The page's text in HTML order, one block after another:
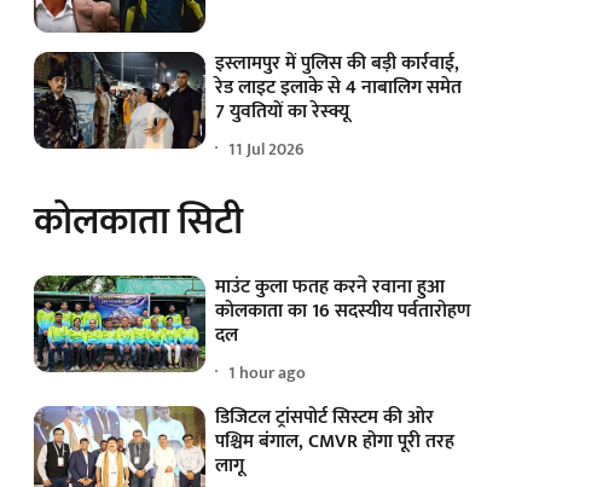
इस्लामपुर में पुलिस की बड़ी कार्रवाई,
रेड लाइट इलाके से 4 नाबालिग समेत
7 युवतियों का रेस्क्यू
11 Jul 2026
कोलकाता सिटी
माउंट कुला फतह करने रवाना हुआ
कोलकाता का 16 सदस्यीय पर्वतारोहण
दल
1 hour ago
डिजिटल ट्रांसपोर्ट सिस्टम की ओर
पश्चिम बंगाल, CMVR होगा पूरी तरह
लागू